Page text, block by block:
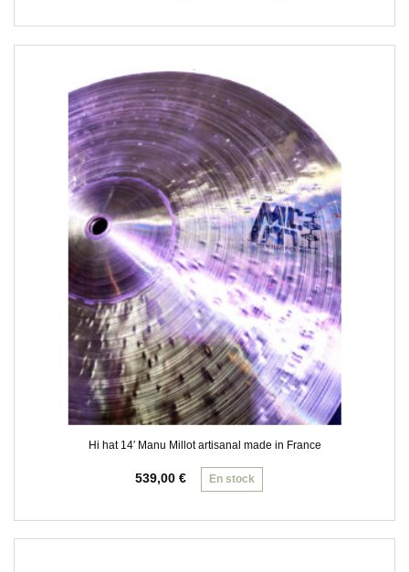
Hi hat 14′ Manu Millot artisanal made in France
539,00 € En stock